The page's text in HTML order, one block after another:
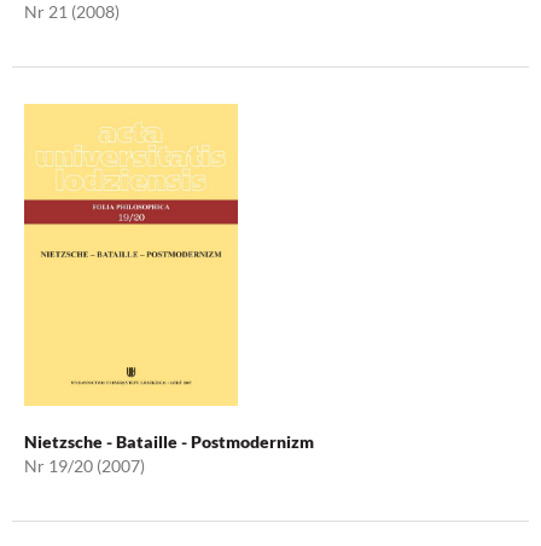
Nr 21 (2008)
Nietzsche - Bataille - Postmodernizm
Nr 19/20 (2007)